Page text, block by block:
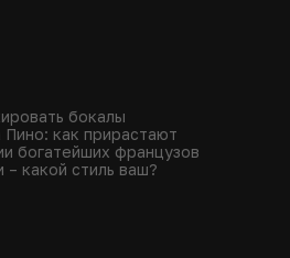
бокалы
как прирастают
богатейших французов
– какой стиль ваш?